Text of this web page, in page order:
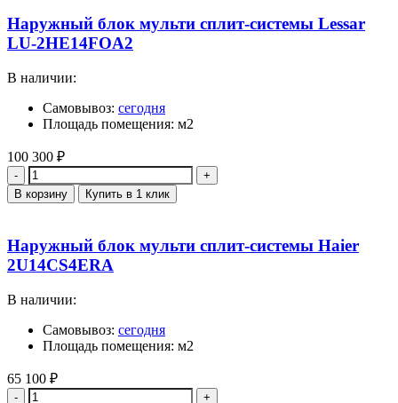
Наружный блок мульти сплит-системы Lessar
LU-2HE14FOA2
В наличии:
Самовывоз: сегодня
Площадь помещения: м2
100 300 ₽
Количество
В корзину Купить в 1 клик
Наружный блок мульти сплит-системы Haier
2U14CS4ERA
В наличии:
Самовывоз: сегодня
Площадь помещения: м2
65 100 ₽
Количество